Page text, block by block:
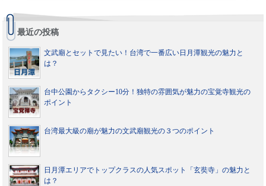
最近の投稿
文武廟とセットで見たい！台湾で一番広い日月潭観光の魅力と
は？
台中公園からタクシー10分！独特の雰囲気が魅力の宝覚寺観光の
ポイント
台湾最大級の廟が魅力の文武廟観光の３つのポイント
日月潭エリアでトップクラスの人気スポット「玄奘寺」の魅力と
は？